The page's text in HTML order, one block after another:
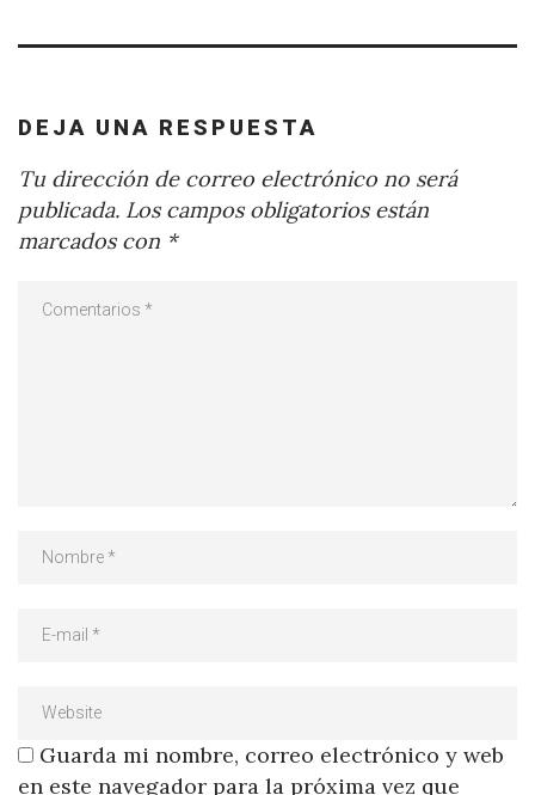
DEJA UNA RESPUESTA
Tu dirección de correo electrónico no será
publicada. Los campos obligatorios están
marcados con *
Guarda mi nombre, correo electrónico y web
en este navegador para la próxima vez que